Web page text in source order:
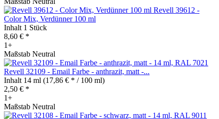
Revell 39612 -
Color Mix, Verdünner 100 ml
Inhalt 1 Stück
8,60 € *
1+
Maßstab Neutral
Revell 32109 - Email Farbe - anthrazit, matt -...
Inhalt 14 ml (17,86 € * / 100 ml)
2,50 € *
1+
Maßstab Neutral